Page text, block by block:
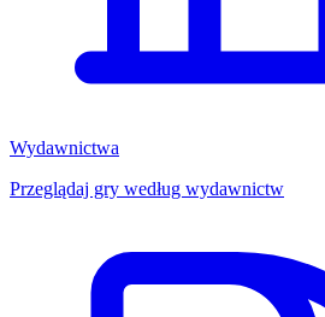
Wydawnictwa
Przeglądaj gry według wydawnictw